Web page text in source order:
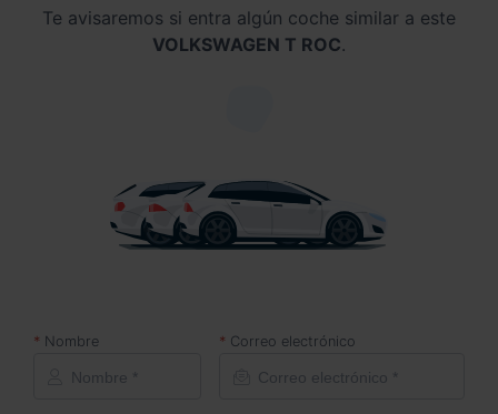
Te avisaremos si entra algún coche similar a este
VOLKSWAGEN T ROC.
Nombre Correo electrónico